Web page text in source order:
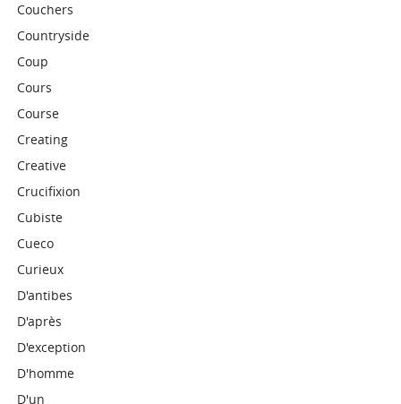
Couchers
Countryside
Coup
Cours
Course
Creating
Creative
Crucifixion
Cubiste
Cueco
Curieux
D'antibes
D'après
D'exception
D'homme
D'un